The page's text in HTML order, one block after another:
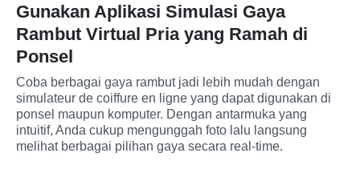
Gunakan Aplikasi Simulasi Gaya
Rambut Virtual Pria yang Ramah di
Ponsel
Coba berbagai gaya rambut jadi lebih mudah dengan
simulateur de coiffure en ligne yang dapat digunakan di
ponsel maupun komputer. Dengan antarmuka yang
intuitif, Anda cukup mengunggah foto lalu langsung
melihat berbagai pilihan gaya secara real-time.